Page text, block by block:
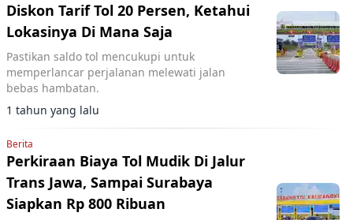
Diskon Tarif Tol 20 Persen, Ketahui
Lokasinya Di Mana Saja
Pastikan saldo tol mencukupi untuk
memperlancar perjalanan melewati jalan
bebas hambatan.
1 tahun yang lalu
Berita
Perkiraan Biaya Tol Mudik Di Jalur
Trans Jawa, Sampai Surabaya
Siapkan Rp 800 Ribuan